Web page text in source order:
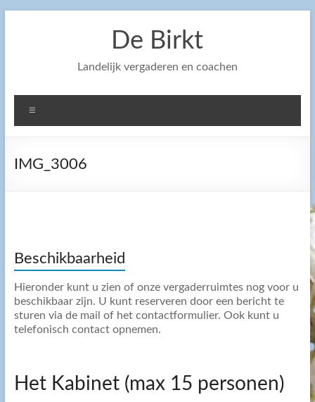
De Birkt
Landelijk vergaderen en coachen
IMG_3006
Beschikbaarheid
Hieronder kunt u zien of onze vergaderruimtes nog voor u
beschikbaar zijn. U kunt reserveren door een bericht te
sturen via de mail of het contactformulier. Ook kunt u
telefonisch contact opnemen.
Het Kabinet (max 15 personen)